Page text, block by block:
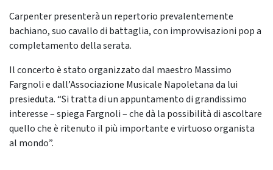
Carpenter presenterà un repertorio prevalentemente
bachiano, suo cavallo di battaglia, con improvvisazioni pop a
completamento della serata.
Il concerto è stato organizzato dal maestro Massimo
Fargnoli e dall’Associazione Musicale Napoletana da lui
presieduta. “Si tratta di un appuntamento di grandissimo
interesse – spiega Fargnoli – che dà la possibilità di ascoltare
quello che è ritenuto il più importante e virtuoso organista
al mondo”.